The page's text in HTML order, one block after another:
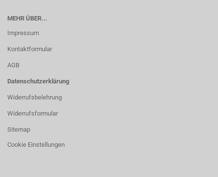
MEHR ÜBER...
Impressum
Kontaktformular
AGB
Datenschutzerklärung
Widerrufsbelehrung
Widerrufsformular
Sitemap
Cookie Einstellungen